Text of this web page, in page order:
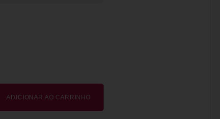
ADICIONAR AO CARRINHO